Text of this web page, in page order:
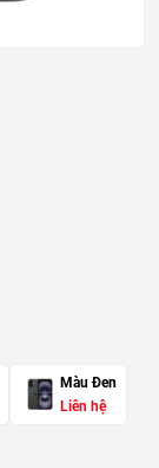
Màu Đen
Liên hệ